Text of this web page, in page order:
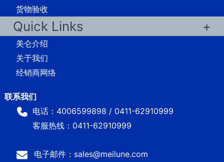
货物验收
Quick Links
美仑介绍
关于我们
经销商网络
电话：4006599898 / 0411-62910999
客服热线：0411-62910999
电子邮件：sales@meilune.com